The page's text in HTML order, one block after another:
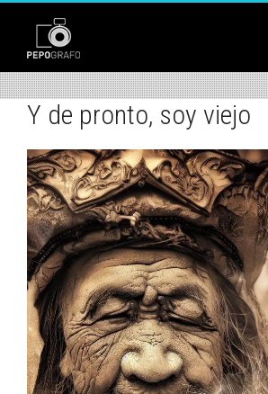
Y de pronto, soy viejo